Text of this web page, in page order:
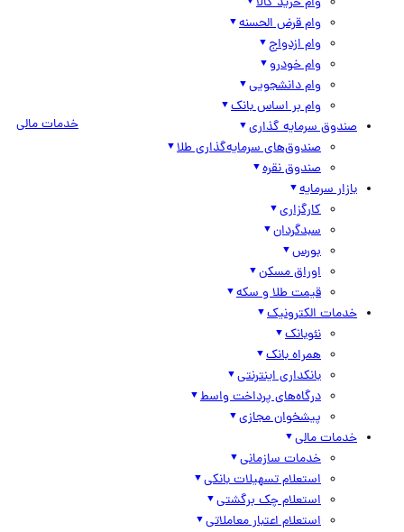
وام قرض الحسنه
وام ازدواج
وام خودرو
وام دانشجویی
وام بر اساس بانک
صندوق سرمایه گذاری
صندوق‌های سرمایه‌گذاری طلا
صندوق نقره
بازار سرمایه
کارگزاری
سبدگردان
بورس
اوراق مسکن
قیمت طلا و سکه
خدمات الکترونیک
نئوبانک
همراه بانک
بانکداری اینترنتی
درگاه‌های پرداخت واسط
پیشخوان مجازی
خدمات مالی
خدمات سازمانی
استعلام تسهیلات بانکی
استعلام چک برگشتی
استعلام اعتبار معاملاتی
خدمات مالی